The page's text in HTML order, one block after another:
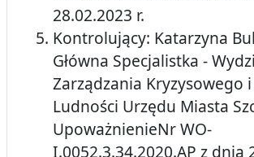
28.02.2023 r.
Kontrolujący: Katarzyna
Główna Specjalistka -
Zarządzania Kryzysowego
Ludności Urzędu Miasta
UpoważnienieNr WO-
I.0052.3.34.2020.AP z dnia